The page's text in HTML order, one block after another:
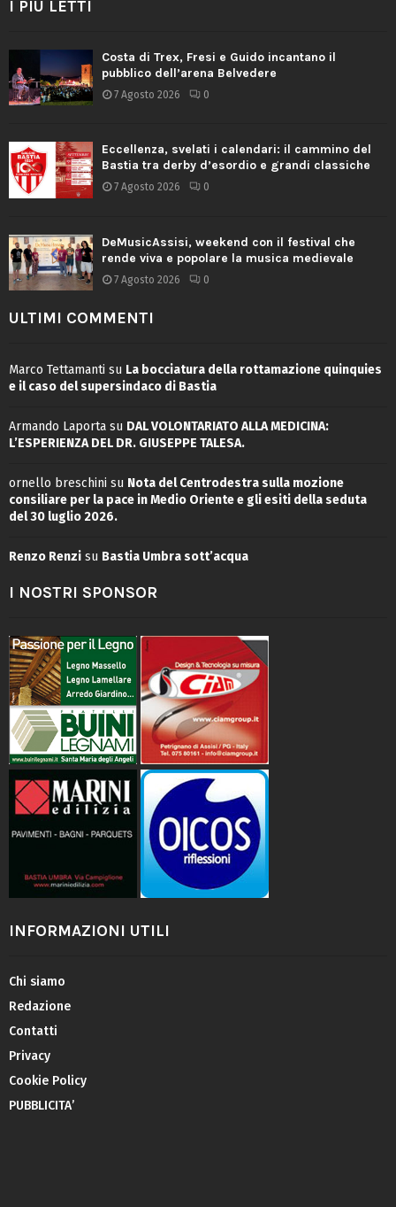
I PIÙ LETTI
Costa di Trex, Fresi e Guido incantano il
pubblico dell’arena Belvedere
7 Agosto 2026 0
Eccellenza, svelati i calendari: il cammino del
Bastia tra derby d’esordio e grandi classiche
7 Agosto 2026 0
DeMusicAssisi, weekend con il festival che
rende viva e popolare la musica medievale
7 Agosto 2026 0
ULTIMI COMMENTI
Marco Tettamanti su La bocciatura della rottamazione quinquies
e il caso del supersindaco di Bastia
Armando Laporta su DAL VOLONTARIATO ALLA MEDICINA:
L’ESPERIENZA DEL DR. GIUSEPPE TALESA.
ornello breschini su Nota del Centrodestra sulla mozione
consiliare per la pace in Medio Oriente e gli esiti della seduta
del 30 luglio 2026.
Renzo Renzi su Bastia Umbra sott’acqua
I NOSTRI SPONSOR
INFORMAZIONI UTILI
Chi siamo
Redazione
Contatti
Privacy
Cookie Policy
PUBBLICITA’